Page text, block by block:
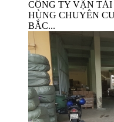
CÔNG TY VẬN
HÙNG CHUYÊN
BẮC...